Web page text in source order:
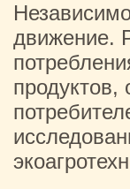
движение.